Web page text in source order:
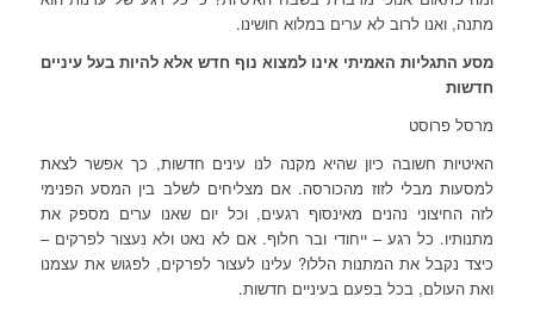
מתנה, ואנו לרוב לא ערים במלוא חושינו.
מסע התגליות האמיתי אינו למצוא נוף חדש אלא להיות בעל עיניים
חדשות
מרסל פרוסט
האיטיות חשובה כיון שהיא מקנה לנו עינים חדשות, כך אפשר לצאת
למסעות מבלי לזוז מהכורסה. אם מצליחים לשלב בין המסע הפנימי
לזה החיצוני נהנים מאינסוף רגעים, וכל יום שאנו ערים מספק את
מתנותיו. כל רגע – ייחודי ובר חלוף. אם לא נאט ולא נעצור לפרקים –
כיצד נקבל את המתנות הללו? עלינו לעצור לפרקים, לפגוש את עצמנו
ואת העולם, בכל בפעם בעיניים חדשות.